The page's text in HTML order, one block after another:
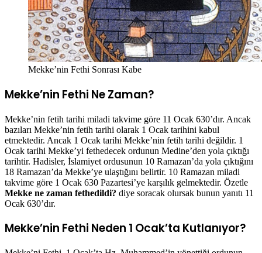
Mekke’nin Fethi Sonrası Kabe
Mekke’nin Fethi Ne Zaman?
Mekke’nin fetih tarihi miladi takvime göre 11 Ocak 630’dır. Ancak
bazıları Mekke’nin fetih tarihi olarak 1 Ocak tarihini kabul
etmektedir. Ancak 1 Ocak tarihi Mekke’nin fetih tarihi değildir. 1
Ocak tarihi Mekke’yi fethedecek ordunun Medine’den yola çıktığı
tarihtir. Hadisler, İslamiyet ordusunun 10 Ramazan’da yola çıktığını
18 Ramazan’da Mekke’ye ulaştığını belirtir. 10 Ramazan miladi
takvime göre 1 Ocak 630 Pazartesi’ye karşılık gelmektedir. Özetle
Mekke ne zaman fethedildi? diye soracak olursak bunun yanıtı 11
Ocak 630’dır.
Mekke’nin Fethi Neden 1 Ocak’ta Kutlanıyor?